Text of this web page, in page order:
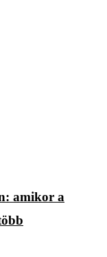
amikor a